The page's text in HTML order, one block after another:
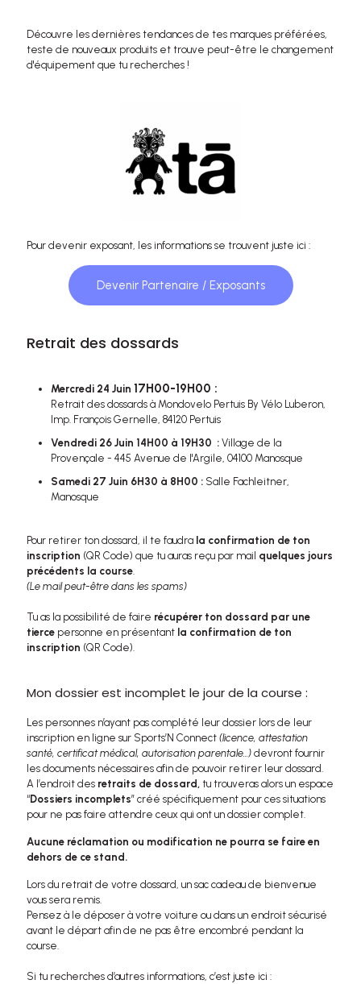
Découvre les dernières tendances de tes marques préférées,
teste de nouveaux produits et trouve peut-être le changement
d'équipement que tu recherches !
Pour devenir exposant, les informations se trouvent juste ici :
Devenir Partenaire / Exposants
Retrait des dossards
Mercredi 24 Juin 17H00-19H00 :
Retrait des dossards à Mondovelo Pertuis By Vélo Luberon,
Imp. François Gernelle, 84120 Pertuis
Vendredi 26 Juin 14H00 à 19H30 : Village de la
Provençale - 445 Avenue de l'Argile, 04100 Manosque
Samedi 27 Juin 6H30 à 8H00 : Salle Fachleitner,
Manosque
Pour retirer ton dossard, il te faudra la confirmation de ton
inscription (QR Code) que tu auras reçu par mail quelques jours
précédents la course.
(Le mail peut-être dans les spams)
Tu as la possibilité de faire récupérer ton dossard par une
tierce personne en présentant la confirmation de ton
inscription (QR Code).
Mon dossier est incomplet le jour de la course :
Les personnes n’ayant pas complété leur dossier lors de leur
inscription en ligne sur Sports’N Connect (licence, attestation
santé, certificat médical, autorisation parentale...) devront fournir
les documents nécessaires afin de pouvoir retirer leur dossard.
A l’endroit des retraits de dossard, tu trouveras alors un espace
“Dossiers incomplets” créé spécifiquement pour ces situations
pour ne pas faire attendre ceux qui ont un dossier complet.
Aucune réclamation ou modification ne pourra se faire en
dehors de ce stand.
Lors du retrait de votre dossard, un sac cadeau de bienvenue
vous sera remis.
Pensez à le déposer à votre voiture ou dans un endroit sécurisé
avant le départ afin de ne pas être encombré pendant la
course.
Si tu recherches d’autres informations, c’est juste ici :